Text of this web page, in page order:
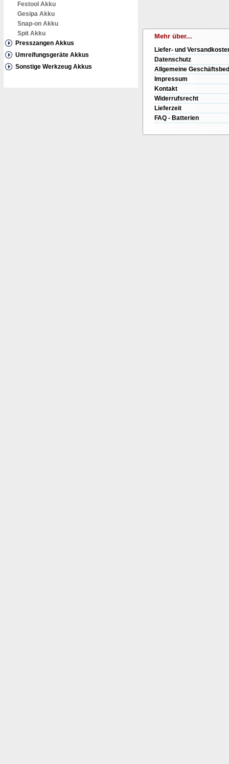
Mehr über...
Liefer- und
Datenschutz
Allgemeine
Impressum
Kontakt
Widerrufsrecht
Lieferzeit
FAQ - Batterien
Festool Akku
Gesipa Akku
Snap-on Akku
Spit Akku
Presszangen Akkus
Umreifungsgeräte Akkus
Sonstige Werkzeug Akkus